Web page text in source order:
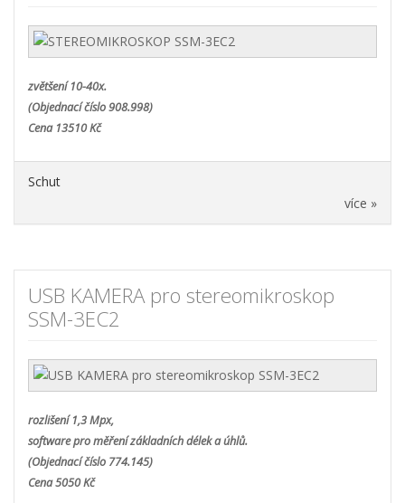
zvětšení 10-40x.
(Objednací číslo 908.998)
Cena 13510 Kč
Schut
více »
USB KAMERA pro stereomikroskop
SSM-3EC2
rozlišení 1,3 Mpx,
software pro měření základních délek a úhlů.
(Objednací číslo 774.145)
Cena 5050 Kč